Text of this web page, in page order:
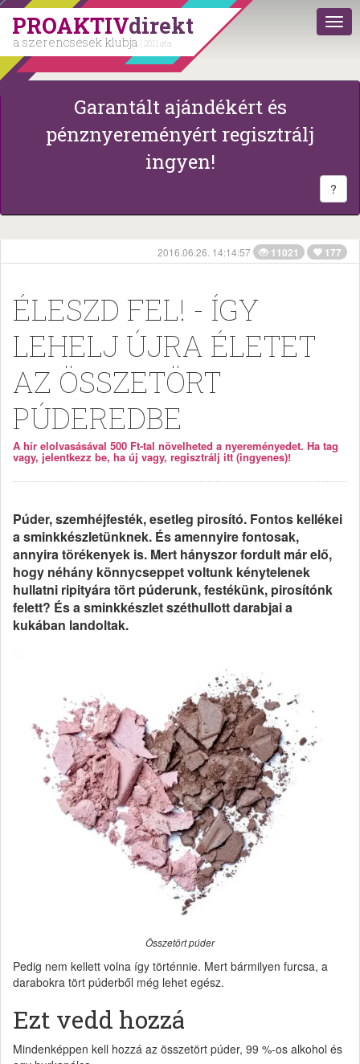
PROAKTIVdirekt
a szerencsések klubja | 2011 óta
Garantált ajándékért és
pénznyereményért regisztrálj
ingyen!
?
2016.06.26. 14:14:57 11021 177
ÉLESZD FEL! - ÍGY
LEHELJ ÚJRA ÉLETET
AZ ÖSSZETÖRT
PÚDEREDBE
A hír elolvasásával 500 Ft-tal növelheted a nyereményedet. Ha tag
vagy, jelentkezz be, ha új vagy, regisztrálj itt (ingyenes)!
Púder, szemhéjfesték, esetleg pirosító. Fontos kellékei
a sminkkészletünknek. És amennyire fontosak,
annyira törékenyek is. Mert hányszor fordult már elő,
hogy néhány könnycseppet voltunk kénytelenek
hullatni ripityára tört púderunk, festékünk, pirosítónk
felett? És a sminkkészlet széthullott darabjai a
kukában landoltak.
Összetört púder
Pedig nem kellett volna így történnie. Mert bármilyen furcsa, a
darabokra tört púderből még lehet egész.
Ezt vedd hozzá
Mindenképpen kell hozzá az összetört púder, 99 %-os alkohol és